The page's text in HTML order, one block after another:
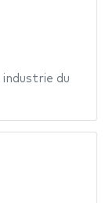
industrie du